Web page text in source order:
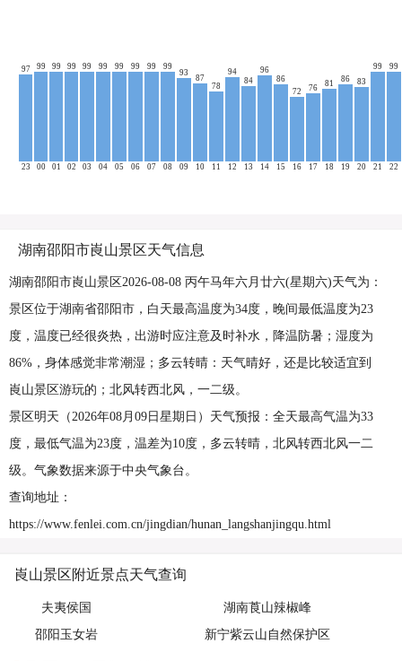
97
23
99
00
99
01
99
02
99
03
99
04
99
05
99
06
99
07
99
08
93
09
87
10
78
11
94
12
84
13
96
14
86
15
72
16
76
17
81
18
86
19
83
20
99
21
99
22
湖南邵阳市崀山景区天气信息
湖南邵阳市崀山景区2026-08-08 丙午马年六月廿六(星期六)天气为：
景区位于湖南省邵阳市，白天最高温度为34度，晚间最低温度为23
度，温度已经很炎热，出游时应注意及时补水，降温防暑；湿度为
86%，身体感觉非常潮湿；多云转晴：天气晴好，还是比较适宜到
崀山景区游玩的；北风转西北风，一二级。
景区明天（2026年08月09日星期日）天气预报：全天最高气温为33
度，最低气温为23度，温差为10度，多云转晴，北风转西北风一二
级。气象数据来源于中央气象台。
查询地址：
https://www.fenlei.com.cn/jingdian/hunan_langshanjingqu.html
崀山景区附近景点天气查询
夫夷侯国
湖南莨山辣椒峰
邵阳玉女岩
新宁紫云山自然保护区